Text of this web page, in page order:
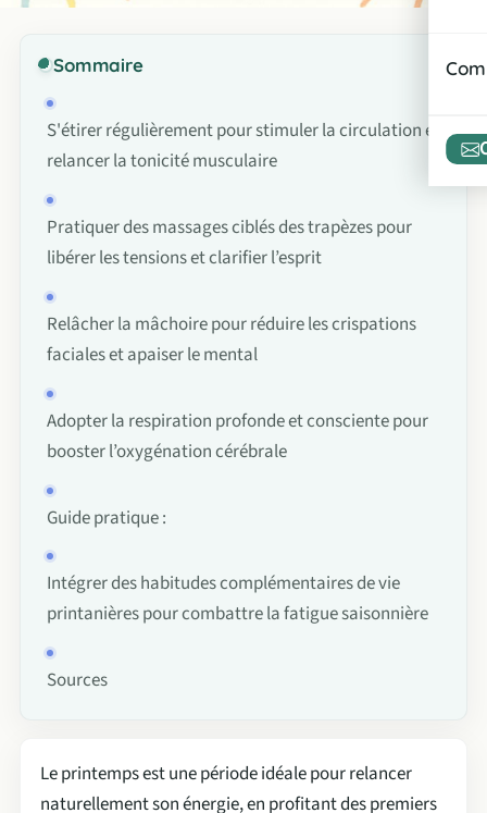
Sommaire
S'étirer régulièrement pour stimuler la circulation et
relancer la tonicité musculaire
Pratiquer des massages ciblés des trapèzes pour
libérer les tensions et clarifier l’esprit
Relâcher la mâchoire pour réduire les crispations
faciales et apaiser le mental
Adopter la respiration profonde et consciente pour
booster l’oxygénation cérébrale
Guide pratique :
Intégrer des habitudes complémentaires de vie
printanières pour combattre la fatigue saisonnière
Sources
Le printemps est une période idéale pour relancer
naturellement son énergie, en profitant des premiers